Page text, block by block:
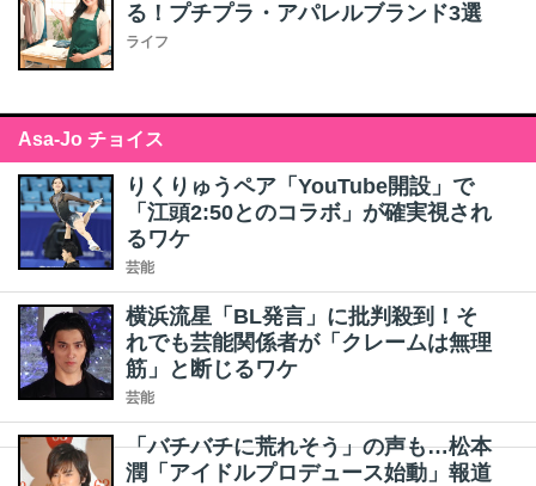
る！プチプラ・アパレルブランド3選
ライフ
Asa-Jo チョイス
りくりゅうペア「YouTube開設」で
「江頭2:50とのコラボ」が確実視され
るワケ
芸能
横浜流星「BL発言」に批判殺到！そ
れでも芸能関係者が「クレームは無理
筋」と断じるワケ
芸能
「バチバチに荒れそう」の声も…松本
潤「アイドルプロデュース始動」報道